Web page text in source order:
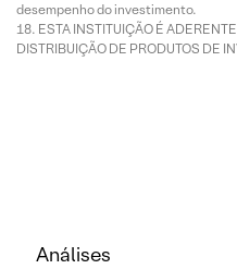
desempenho do investimento.
ESTA INSTITUIÇÃO É
DISTRIBUIÇÃO DE PRODUTOS DE
Análises